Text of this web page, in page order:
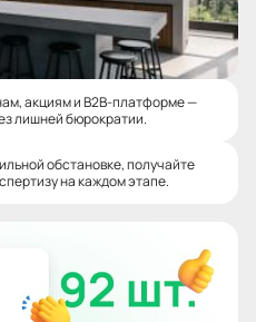
акциям и B2B-платформе —
лишней бюрократии.
обстановке, получайте
на каждом этапе.